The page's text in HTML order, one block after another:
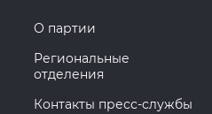
О партии
Региональные
отделения
Контакты пресс-службы